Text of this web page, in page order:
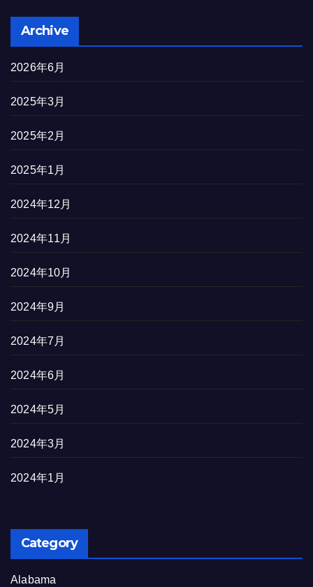
Archive
2026年6月
2025年3月
2025年2月
2025年1月
2024年12月
2024年11月
2024年10月
2024年9月
2024年7月
2024年6月
2024年5月
2024年3月
2024年1月
Category
Alabama